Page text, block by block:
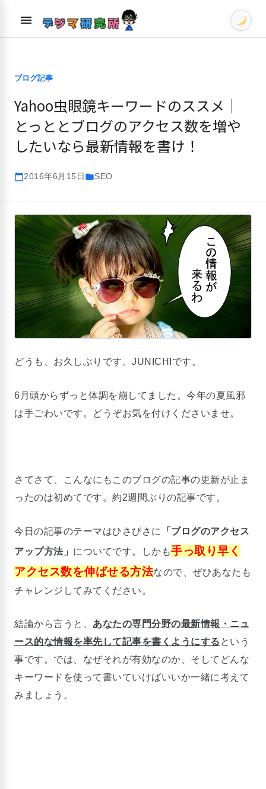
menu
ブログ記事
Yahoo虫眼鏡キーワードのススメ｜
とっととブログのアクセス数を増や
したいなら最新情報を書け！
calendar_today2016年6月15日folderSEO
どうも、お久しぶりです。JUNICHIです。
6月頭からずっと体調を崩してました。今年の夏風邪
は手ごわいです。どうぞお気を付けくださいませ。
さてさて、こんなにもこのブログの記事の更新が止ま
ったのは初めてです。約2週間ぶりの記事です。
今日の記事のテーマはひさびさに
「ブログのアクセス
アップ方法」 についてです。しかも手っ取り早く
アクセス数を伸ばせる方法なので、ぜひあなたも
チャレンジしてみてください。
結論から言うと、 あなたの専門分野の最新情報・ニュ
ース的な情報を率先して記事を書くようにする という
事です。では、なぜそれが有効なのか、そしてどんな
キーワードを使って書いていけばいいか一緒に考えて
みましょう。